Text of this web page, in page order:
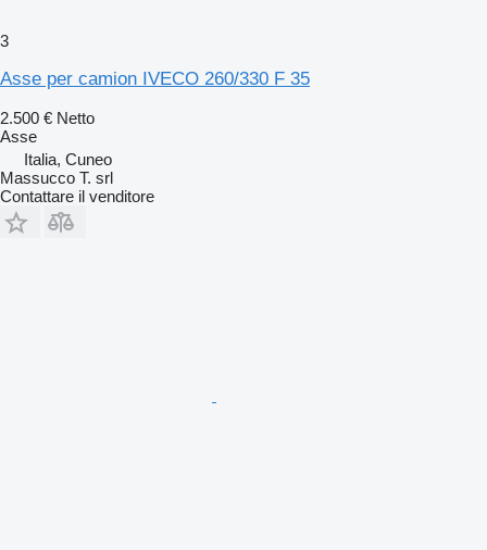
3
Asse per camion IVECO 260/330 F 35
2.500 € Netto
Asse
Italia, Cuneo
Massucco T. srl
Contattare il venditore